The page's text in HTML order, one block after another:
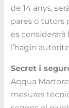
de 14 anys,
pares o tutors
es
l’hagin
Secret i
Aqqua
mesures